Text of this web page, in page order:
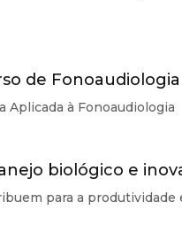
de Fonoaudiologia
à Fonoaudiologia
biológico e
para a